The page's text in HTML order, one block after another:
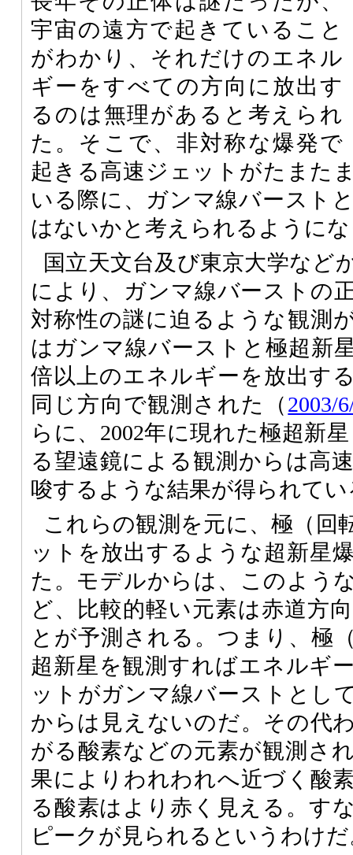
宇宙の遠方で起きていること
がわかり、それだけのエネル
ギーをすべての方向に放出す
るのは無理があると考えられ
た。そこで、非対称な爆発で
起きる高速ジェットがたまた
いる際に、ガンマ線バースト
はないかと考えられるように
国立天文台及び東京大学など
により、ガンマ線バーストの
対称性の謎に迫るような観測
はガンマ線バーストと極超新
倍以上のエネルギーを放出す
同じ方向で観測された（2003/
らに、2002年に現れた極超新
る望遠鏡による観測からは高
唆するような結果が得られてい
これらの観測を元に、極（回
ットを放出するような超新星
た。モデルからは、このよう
ど、比較的軽い元素は赤道方
とが予測される。つまり、極
超新星を観測すればエネルギ
ットがガンマ線バーストとし
からは見えないのだ。その代
がる酸素などの元素が観測さ
果によりわれわれへ近づく酸
る酸素はより赤く見える。す
ピークが見られるというわけ